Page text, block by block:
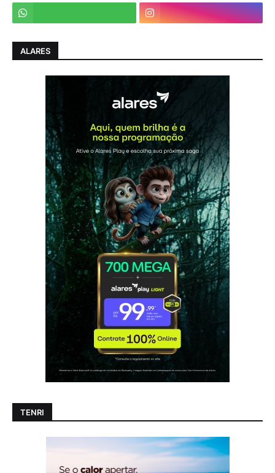
ALARES
TENRI